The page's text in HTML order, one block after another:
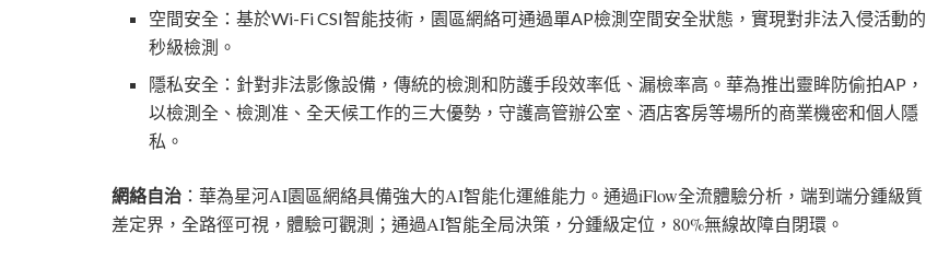
空間安全：基於Wi-Fi CSI智能技術，園區網絡可通過單AP檢測空間安全狀態，實現對非法入侵活動的
秒級檢測。
隱私安全：針對非法影像設備，傳統的檢測和防護手段效率低、漏檢率高。華為推出靈眸防偷拍AP ，
以檢測全、檢測准、全天候工作的三大優勢，守護高管辦公室、酒店客房等場所的商業機密和個人隱
私。
網絡自治 ：華為星河AI園區網絡具備強大的AI智能化運維能力。通過iFlow全流體驗分析，端到端分鍾級質
差定界，全路徑可視，體驗可觀測；通過AI智能全局決策，分鍾級定位， 80%無線故障自閉環。